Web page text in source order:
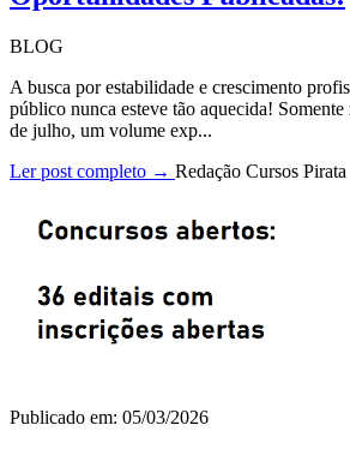
BLOG
A busca por estabilidade e crescimento
público nunca esteve tão aquecida! Somente
de julho, um volume exp...
Ler post completo → Redação Cursos Pirata
Publicado em: 05/03/2026